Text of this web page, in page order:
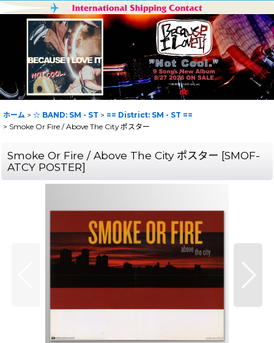
ホーム > ☆ BAND: SM - ST > == District: SM - ST ==
> Smoke Or Fire / Above The City ポスター
Smoke Or Fire / Above The City ポスター [SMOF-
ATCY POSTER]